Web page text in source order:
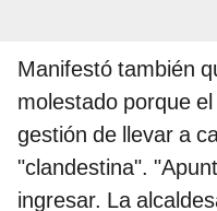
Manifestó también
molestado porque
gestión de llevar a
"clandestina".
ingresar. La